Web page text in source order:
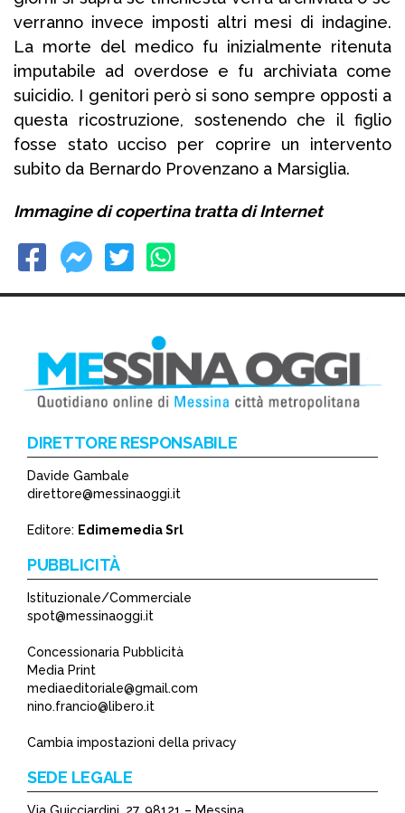
verranno invece imposti altri mesi di indagine.
La morte del medico fu inizialmente ritenuta
imputabile ad overdose e fu archiviata come
suicidio. I genitori però si sono sempre opposti a
questa ricostruzione, sostenendo che il figlio
fosse stato ucciso per coprire un intervento
subito da Bernardo Provenzano a Marsiglia.
Immagine di copertina tratta di Internet
DIRETTORE RESPONSABILE
Davide Gambale
direttore@messinaoggi.it
Editore: Edimemedia Srl
PUBBLICITÀ
Istituzionale/Commerciale
spot@messinaoggi.it
Concessionaria Pubblicità
Media Print
mediaeditoriale@gmail.com
nino.francio@libero.it
Cambia impostazioni della privacy
SEDE LEGALE
Via Guicciardini, 27, 98121 – Messina